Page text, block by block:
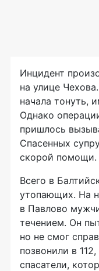
Инцидент
на улице
начала тонуть,
Однако
пришлось
Спасенных
скорой помощи.
Всего в
утопающих. На
в Павлово
течением. Он
но не смог
позвонили в
спасатели,